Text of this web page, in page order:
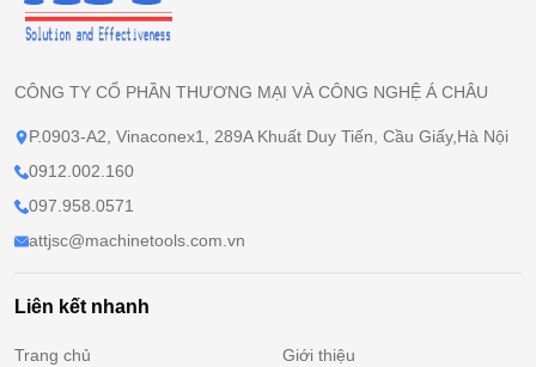
CÔNG TY CỔ PHẦN THƯƠNG MẠI VÀ CÔNG NGHỆ Á CHÂU
P.0903-A2, Vinaconex1, 289A Khuất Duy Tiến, Cầu Giấy,Hà Nội
0912.002.160
097.958.0571
attjsc@machinetools.com.vn
Liên kết nhanh
Trang chủ
Giới thiệu